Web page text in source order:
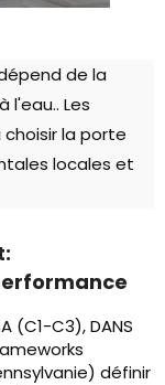
de la
Les
la porte
locales et
(C1-C3), DANS
définir